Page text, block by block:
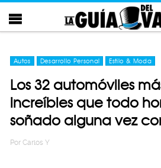
Autos Desarrollo Personal Estilo & Moda
Los 32 automóviles
increíbles que todo
soñado alguna vez
Por Carlos Y